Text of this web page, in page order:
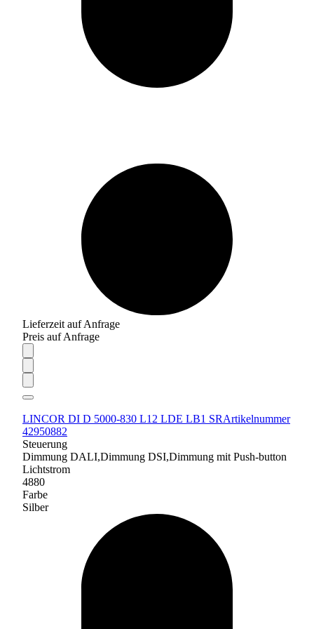
Lieferzeit auf Anfrage
Preis auf Anfrage
LINCOR DI D 5000-830 L12 LDE LB1 SRArtikelnummer
42950882
Steuerung
Dimmung DALI,Dimmung DSI,Dimmung mit Push-button
Lichtstrom
4880
Farbe
Silber